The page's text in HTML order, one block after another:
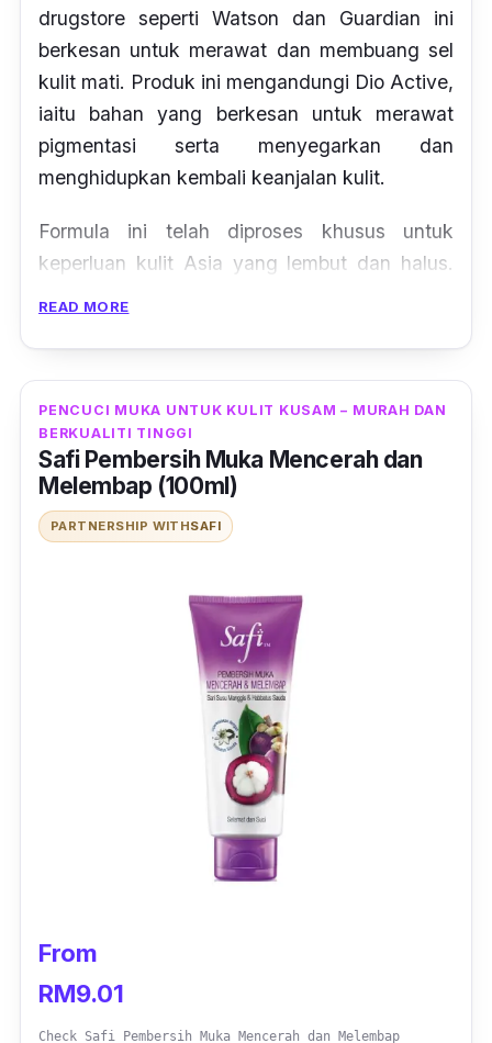
drugstore seperti Watson dan Guardian ini
berkesan untuk merawat dan membuang sel
kulit mati. Produk ini mengandungi Dio Active,
iaitu bahan yang berkesan untuk merawat
pigmentasi serta menyegarkan dan
menghidupkan kembali keanjalan kulit.
Formula ini telah diproses khusus untuk
keperluan kulit Asia yang lembut dan halus.
memuaskan.
READ MORE
PENCUCI MUKA UNTUK KULIT KUSAM – MURAH DAN
BERKUALITI TINGGI
Safi Pembersih Muka Mencerah dan
Melembap (100ml)
PARTNERSHIP WITHSAFI
From
RM9.01
Check Safi Pembersih Muka Mencerah dan Melembap